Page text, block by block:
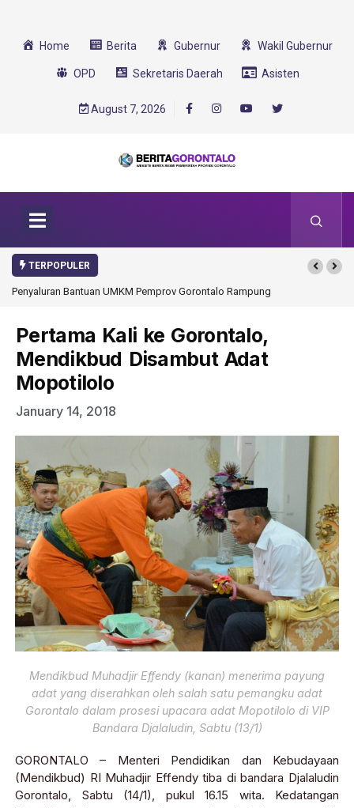
Home Berita Gubernur Wakil Gubernur
OPD Sekretaris Daerah Asisten
August 7, 2026
TERPOPULER
Penyaluran Bantuan UMKM Pemprov Gorontalo Rampung
Pertama Kali ke Gorontalo,
Mendikbud Disambut Adat
Mopotilolo
January 14, 2018
Mendikbud Muhadjir Effendy (kanan) menerima payung
adat yang diserahkan oleh salah satu pemangku adat
Gorontalo dalam prosesi upacara adat Mopotilolo di VIP
Bandara Djalaludin, Sabtu (13/1)
GORONTALO – Menteri Pendidikan dan Kebudayaan
(Mendikbud) RI Muhadjir Effendy tiba di bandara Djalaludin
Gorontalo, Sabtu (14/1), pukul 16.15 wita. Kedatangan